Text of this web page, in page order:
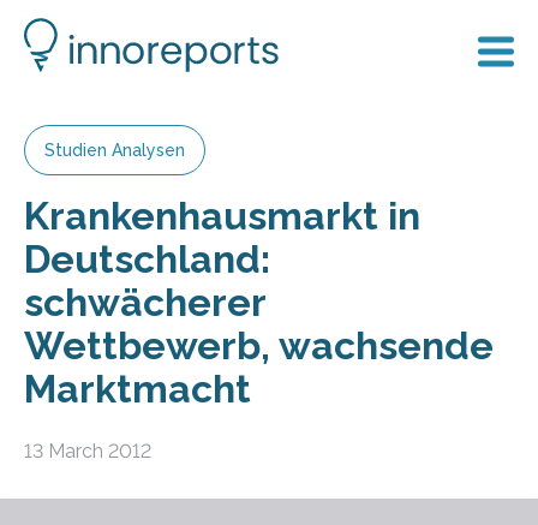
Studien Analysen
Krankenhausmarkt in
Deutschland:
schwächerer
Wettbewerb, wachsende
Marktmacht
13 March 2012